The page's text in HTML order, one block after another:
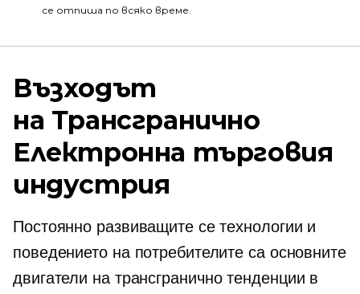
се отпиша по всяко време.
Възходът
на Трансгранично
Електронна търговия
индустрия
Постоянно развиващите се технологии и
поведението на потребителите са основните
двигатели на трансграничнотенденции в